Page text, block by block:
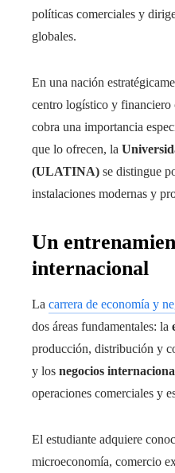
políticas comerciales y
globales.
En una nación
centro logístico y financiero
cobra una importancia
que lo ofrecen, la
(ULATINA) se distingue
instalaciones modernas y
Un
internacional
La carrera de economía y
dos áreas fundamentales: la
producción, distribución y
y los negocios
operaciones comerciales y
El estudiante adquiere
microeconomía, comercio